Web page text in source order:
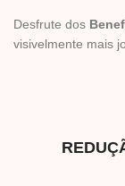
Desfrute dos B
visivelmente mais